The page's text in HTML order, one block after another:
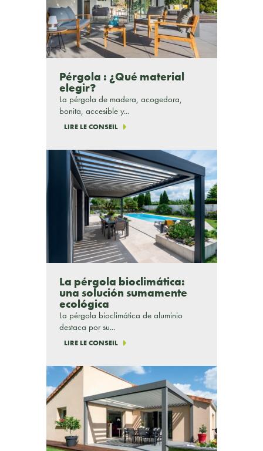
Pérgola : ¿Qué material
elegir?
La pérgola de madera, acogedora,
bonita, accesible y...
LIRE LE CONSEIL
La pérgola bioclimática:
una solución sumamente
ecológica
La pérgola bioclimática de aluminio
destaca por su...
LIRE LE CONSEIL